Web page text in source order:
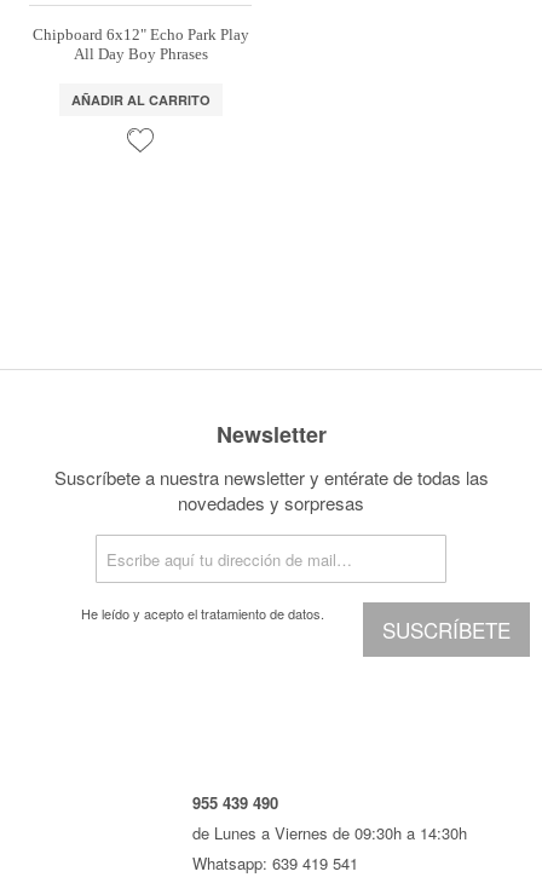
Chipboard 6x12" Echo Park Play
All Day Boy Phrases
AÑADIR AL CARRITO
Newsletter
Suscríbete a nuestra newsletter y entérate de todas las
novedades y sorpresas
SUSCRÍBETE
He leído y acepto eltratamiento de datos.
955 439 490
de Lunes a Viernes de 09:30h a 14:30h
Whatsapp: 639 419 541